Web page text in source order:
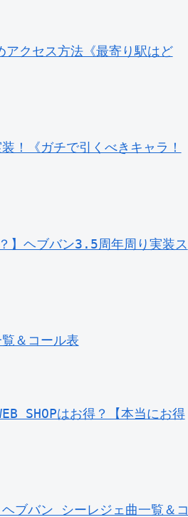
クセス方法《最寄り駅はど
《ガチで引くべきキャラ！
ヘブバン3.5周年周り実装ス
＆コール表
SHOPはお得？【本当にお得
バン シーレジェ曲一覧＆コ